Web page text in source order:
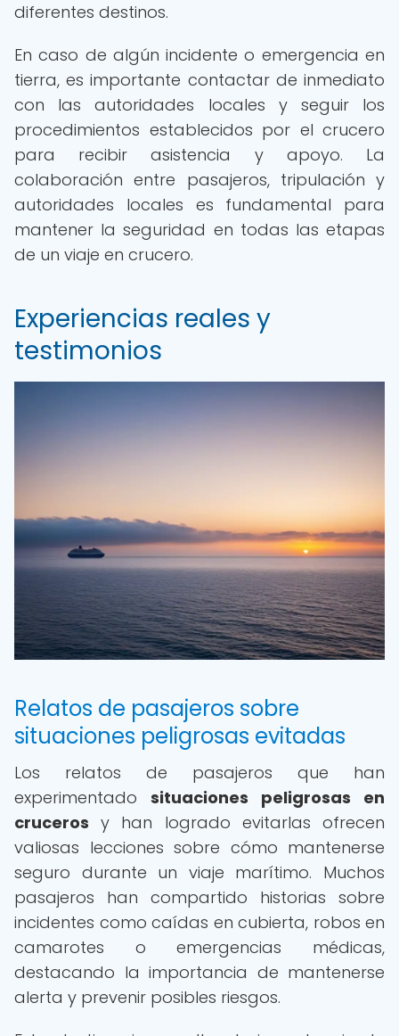
diferentes destinos.
En caso de algún incidente o emergencia en
tierra, es importante contactar de inmediato
con las autoridades locales y seguir los
procedimientos establecidos por el crucero
para recibir asistencia y apoyo. La
colaboración entre pasajeros, tripulación y
autoridades locales es fundamental para
mantener la seguridad en todas las etapas
de un viaje en crucero.
Experiencias reales y
testimonios
Relatos de pasajeros sobre
situaciones peligrosas evitadas
Los relatos de pasajeros que han
experimentado situaciones peligrosas en
cruceros y han logrado evitarlas ofrecen
valiosas lecciones sobre cómo mantenerse
seguro durante un viaje marítimo. Muchos
pasajeros han compartido historias sobre
incidentes como caídas en cubierta, robos en
camarotes o emergencias médicas,
destacando la importancia de mantenerse
alerta y prevenir posibles riesgos.